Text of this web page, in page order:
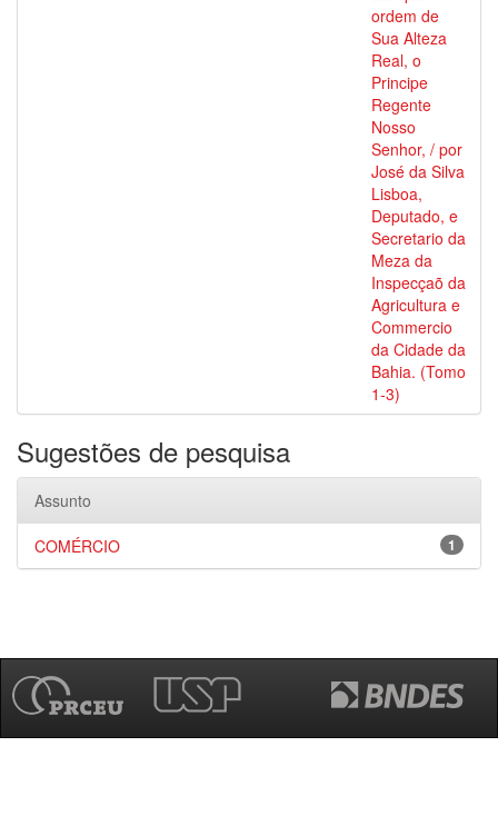
ordem de
Sua Alteza
Real, o
Principe
Regente
Nosso
Senhor, / por
José da Silva
Lisboa,
Deputado, e
Secretario da
Meza da
Inspecçaõ da
Agricultura e
Commercio
da Cidade da
Bahia. (Tomo
1-3)
Sugestões de pesquisa
Assunto
1
COMÉRCIO